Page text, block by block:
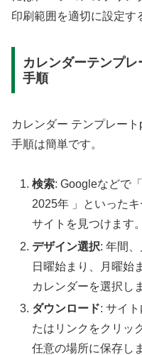
印刷範囲を適切に設定す
カレンダーテンプ
手順
カレンダー テンプレー
手順は簡単です。
検索: Googleなどで
2025年 」といった
サイトを見つけます。
デザイン選択: 年間
日曜始まり、月曜始
カレンダーを選択し
ダウンロード: サイ
たはリンクをクリッ
任意の場所に保存し